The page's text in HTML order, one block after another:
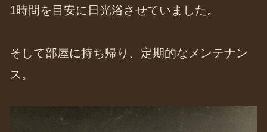
1時間を目安に日光浴させていました。
そして部屋に持ち帰り、定期的なメンテナン
ス。